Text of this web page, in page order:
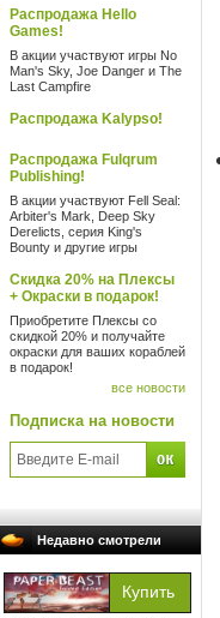
Распродажа Hello
Games!
В акции участвуют игры No
Man's Sky, Joe Danger и The
Last Campfire
Распродажа Kalypso!
Распродажа Fulqrum
Publishing!
В акции участвуют Fell Seal:
Arbiter's Mark, Deep Sky
Derelicts, серия King's
Bounty и другие игры
Скидка 20% на Плексы
+ Окраски в подарок!
Приобретите Плексы со
скидкой 20% и получайте
окраски для ваших кораблей
в подарок!
все новости
Подписка на новости
Недавно смотрели